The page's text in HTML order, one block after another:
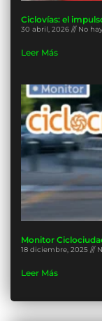
Ciclovías: el
30 abril, 2026 No
Leer Más
Monitor
18 diciembre, 2025
Leer Más